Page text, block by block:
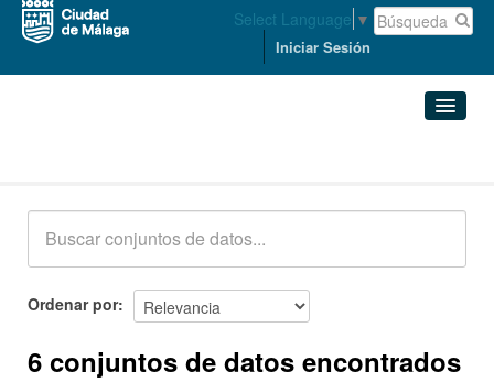
Select Language ▼
Iniciar Sesión
Acerca de
Ordenar por
6 conjuntos de datos encontrados